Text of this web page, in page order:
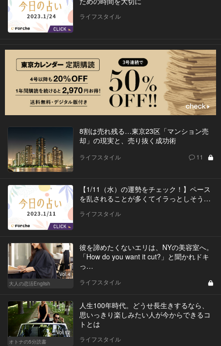
ライフスタイル
8割は売れ残る…東京23区「マンション売
却」の現実と、売り抜く成功術
ライフスタイル 11
【1/11（水）の運勢をチェック！】ペース
を乱されることが多くてイラっとしそう…
ライフスタイル
Vol.4
大人の恋活English
彼を諦めたくないエリは、NYの美容室へ。
「How do you want it cut?」と聞かれドキ
っ…
ライフスタイル
Vol.12
オトナの5分読書
人生100年時代。どうせ長生きするなら、
思いっきり楽しみたい人が今からできるコ
トとは
ライフスタイル